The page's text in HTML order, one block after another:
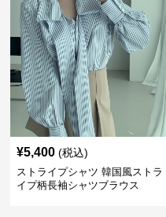
¥5,400 (税込)
ストライプシャツ 韓国風ストラ
イプ柄長袖シャツブラウス